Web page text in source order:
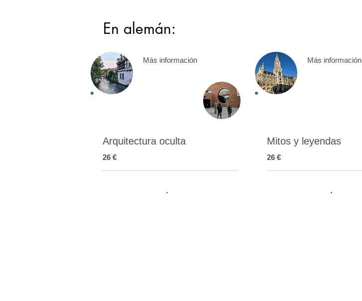
En alemán:
Arquitectura oculta
26 €
Más información
Mitos y leyendas
26 €
Más información